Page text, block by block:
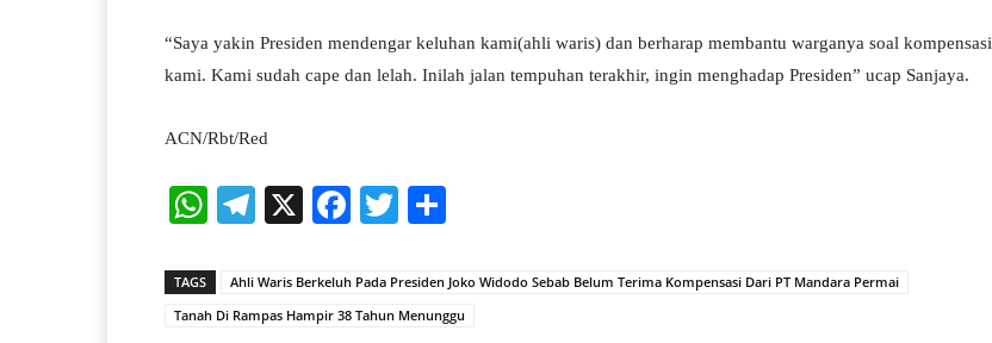
“Saya yakin Presiden mendengar keluhan kami(ahli waris) dan berharap membantu warganya soal kompensasi
kami. Kami sudah cape dan lelah. Inilah jalan tempuhan terakhir, ingin menghadap Presiden” ucap Sanjaya.
ACN/Rbt/Red
W
ts
A
Te
gr
a
X
Fa
bo
ok
T
tte
r
re
TAGS
Ahli Waris Berkeluh Pada Presiden Joko Widodo Sebab Belum Terima Kompensasi Dari PT Mandara Permai
Tanah Di Rampas Hampir 38 Tahun Menunggu